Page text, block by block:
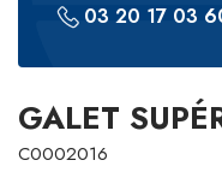
03 20 17 03
GALET
C0002016